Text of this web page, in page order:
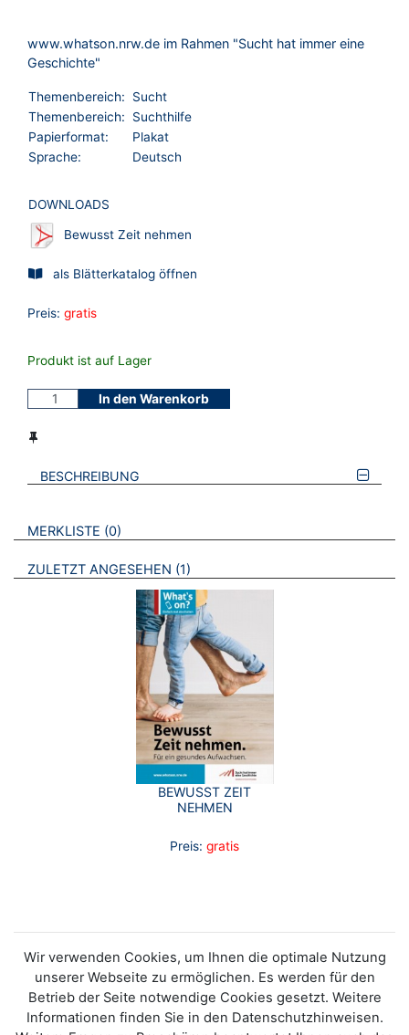
www.whatson.nrw.de im Rahmen "Sucht hat immer eine
Geschichte"
Themenbereich:
Sucht
Themenbereich:
Suchthilfe
Papierformat:
Plakat
Sprache:
Deutsch
DOWNLOADS
Bewusst Zeit nehmen
als Blätterkatalog öffnen
Preis: gratis
Produkt ist auf Lager
In den Warenkorb
BESCHREIBUNG
VERWEISE AUF VERMERKTE- ODER ZULETZT ANGESEHENE
MERKLISTE 0 BROSCHÜREN
ZULETZT ANGESEHEN 1 BROSCHÜREN
BEWUSST ZEIT
NEHMEN
Preis: gratis
Wir verwenden Cookies, um Ihnen die optimale Nutzung
unserer Webseite zu ermöglichen. Es werden für den
Betrieb der Seite notwendige Cookies gesetzt. Weitere
Informationen finden Sie in den Datenschutzhinweisen.